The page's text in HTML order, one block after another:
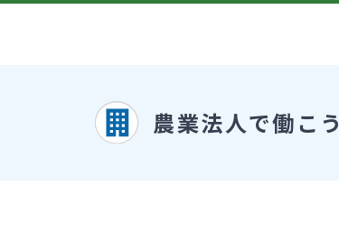
農業法人で働こう